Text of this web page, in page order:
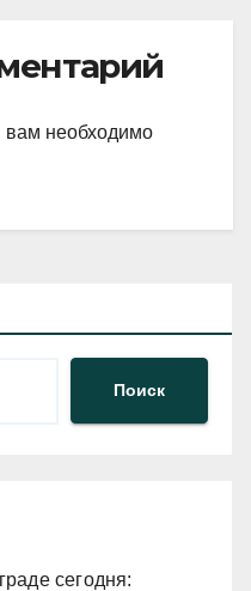
вам необходимо
Поиск
сегодня: